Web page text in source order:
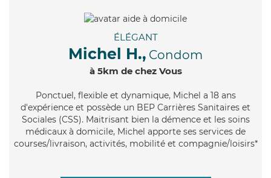
ÉLÉGANT
Michel H., Condom
à 5km de chez Vous
Ponctuel, flexible et dynamique, Michel a 18 ans
d'expérience et possède un BEP Carrières Sanitaires et
Sociales (CSS). Maitrisant bien la démence et les soins
médicaux à domicile, Michel apporte ses services de
courses/livraison, activités, mobilité et compagnie/loisirs*